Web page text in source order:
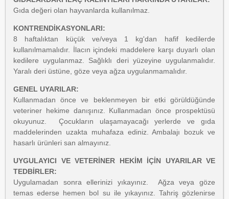
Gıda değeri olan hayvanlarda kullanılmaz.
KONTRENDİKASYONLARI:
8 haftalıktan küçük ve/veya 1 kg'dan hafif kedilerde
kullanılmamalıdır. İlacın içindeki maddelere karşı duyarlı olan
kedilere uygulanmaz. Sağlıklı deri yüzeyine uygulanmalıdır.
Yaralı deri üstüne, göze veya ağza uygulanmamalıdır.
GENEL UYARILAR:
Kullanmadan önce ve beklenmeyen bir etki görüldüğünde
veteriner hekime danışınız. Kullanmadan önce prospektüsü
okuyunuz. Çocukların ulaşamayacağı yerlerde ve gıda
maddelerinden uzakta muhafaza ediniz. Ambalajı bozuk ve
hasarlı ürünleri san almayınız.
UYGULAYICI VE VETERİNER HEKİM İÇİN UYARILAR VE
TEDBİRLER:
Uygulamadan sonra ellerinizi yıkayınız. Ağza veya göze
temas ederse hemen bol su ile yıkayınız. Tahriş gözlenirse